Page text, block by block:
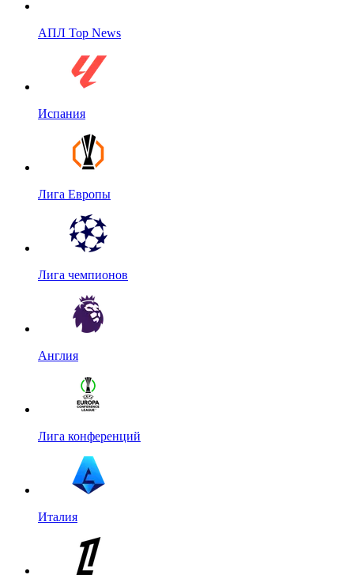
АПЛ Top News
Испания
Лига Европы
Лига чемпионов
Англия
Лига конференций
Италия